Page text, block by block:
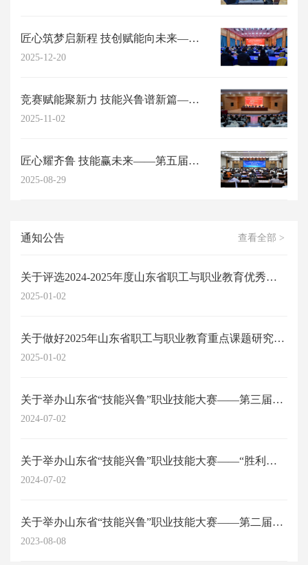
匠心筑梦启新程 技创赋能向未来——山东省职工与职业教育协会2025年年会在济...
2025-12-20
竞赛赋能聚新力 技能兴鲁谱新篇——第五届山东省职工与职业教育（职业培训师）职...
2025-11-02
匠心耀齐鲁 技能赢未来——第五届山东省职工与职业教育职业技能竞赛复赛圆满结束
2025-08-29
通知公告 查看全部 >
关于评选2024-2025年度山东省职工与职业教育优秀科研成果的通知
2025-01-02
关于做好2025年山东省职工与职业教育重点课题研究工作的通知
2025-01-02
关于举办山东省“技能兴鲁”职业技能大赛——第三届山东省劳动关系协调师职业技能...
2024-07-02
关于举办山东省“技能兴鲁”职业技能大赛——“胜利杯”第四届山东省职工与职业教...
2024-07-02
关于举办山东省“技能兴鲁”职业技能大赛——第二届山东省劳动关系协调员职业技能...
2023-08-08